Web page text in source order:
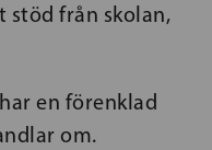
från skolan,
har en förenklad
om.